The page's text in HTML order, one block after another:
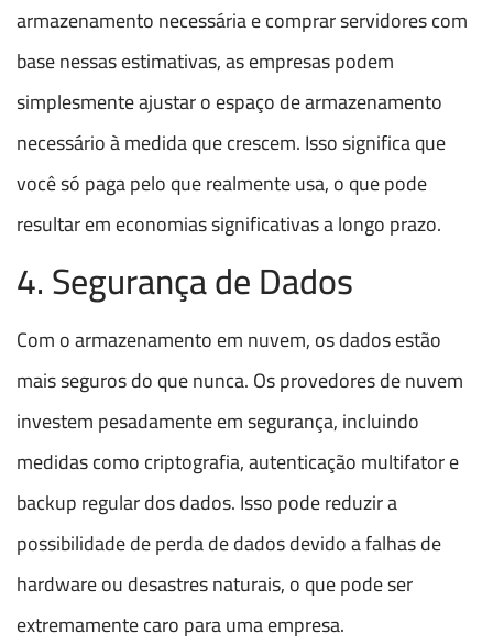
armazenamento necessária e comprar servidores com
base nessas estimativas, as empresas podem
simplesmente ajustar o espaço de armazenamento
necessário à medida que crescem. Isso significa que
você só paga pelo que realmente usa, o que pode
resultar em economias significativas a longo prazo.
4. Segurança de Dados
Com o armazenamento em nuvem, os dados estão
mais seguros do que nunca. Os provedores de nuvem
investem pesadamente em segurança, incluindo
medidas como criptografia, autenticação multifator e
backup regular dos dados. Isso pode reduzir a
possibilidade de perda de dados devido a falhas de
hardware ou desastres naturais, o que pode ser
extremamente caro para uma empresa.